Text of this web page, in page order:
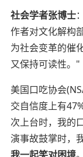
社会学者张博士
作者对文化解构
为社会变革的催
又保持可读性。"
美国口吃协会
交自信度上有
次上台时，我的
演事故鼓掌时，